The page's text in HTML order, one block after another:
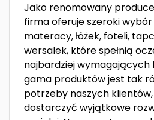
Jako renomowany
firma oferuje szeroki
materacy, łóżek, foteli,
wersalek, które spełnią
najbardziej wymagających
gama produktów jest tak
potrzeby naszych
dostarczyć wyjątkowe